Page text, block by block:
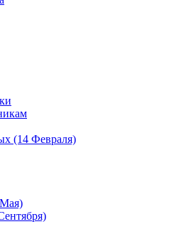
(14 Февраля)